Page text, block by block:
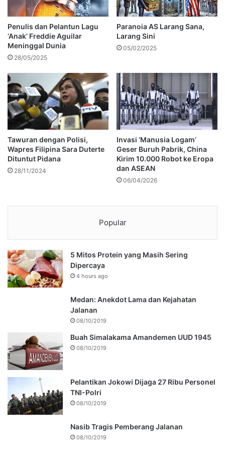
Penulis dan Pelantun Lagu
‘Anak’ Freddie Aguilar
Meninggal Dunia
28/05/2025
Paranoia AS Larang Sana,
Larang Sini
05/02/2025
Tawuran dengan Polisi,
Wapres Filipina Sara Duterte
Dituntut Pidana
28/11/2024
Invasi ‘Manusia Logam’
Geser Buruh Pabrik, China
Kirim 10.000 Robot ke Eropa
dan ASEAN
06/04/2026
Popular
5 Mitos Protein yang Masih Sering
Dipercaya
4 hours ago
Medan: Anekdot Lama dan Kejahatan
Jalanan
08/10/2019
Buah Simalakama Amandemen UUD 1945
08/10/2019
Pelantikan Jokowi Dijaga 27 Ribu Personel
TNI-Polri
08/10/2019
Nasib Tragis Pemberang Jalanan
08/10/2019